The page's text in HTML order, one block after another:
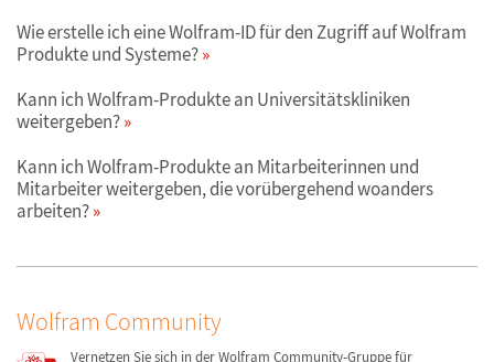
Wie erstelle ich eine Wolfram-ID für den Zugriff auf Wolfram
Produkte und Systeme?
Kann ich Wolfram-Produkte an Universitätskliniken
weitergeben?
Kann ich Wolfram-Produkte an Mitarbeiterinnen und
Mitarbeiter weitergeben, die vorübergehend woanders
arbeiten?
Wolfram Community
Vernetzen Sie sich in der Wolfram Community-Gruppe für